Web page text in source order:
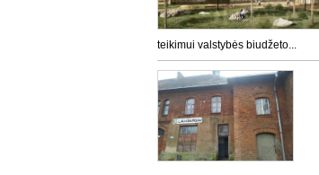
teikimui valstybės biudžeto...